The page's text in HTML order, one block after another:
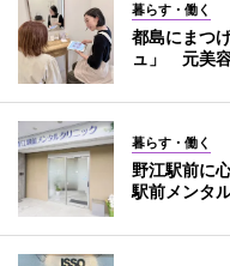
暮らす・働く
都島にまつ
ュ」 元美
暮らす・働く
野江駅前に
駅前メンタ